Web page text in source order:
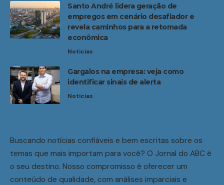
Santo André lidera geração de
empregos em cenário desafiador e
revela caminhos para a retomada
econômica
Noticias
Gargalos na empresa: veja como
identificar sinais de alerta
Noticias
Buscando notícias confiáveis e bem escritas sobre os
temas que mais importam para você? O Jornal do ABC é
o seu destino. Nosso compromisso é oferecer um
conteúdo de qualidade, com análises imparciais e